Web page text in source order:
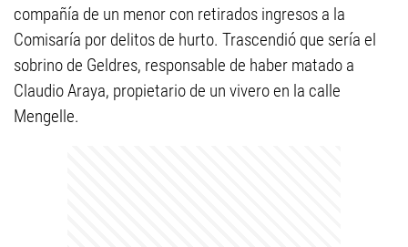
compañía de un menor con retirados ingresos a la
Comisaría por delitos de hurto. Trascendió que sería el
sobrino de Geldres, responsable de haber matado a
Claudio Araya, propietario de un vivero en la calle
Mengelle.